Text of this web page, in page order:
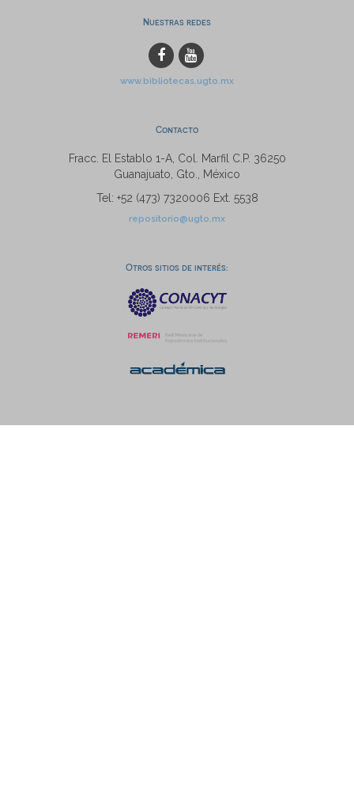
Nuestras redes
www.bibliotecas.ugto.mx
Contacto
Fracc. El Establo 1-A, Col. Marfil C.P. 36250
Guanajuato, Gto., México
Tel: +52 (473) 7320006 Ext. 5538
repositorio@ugto.mx
Otros sitios de interés: